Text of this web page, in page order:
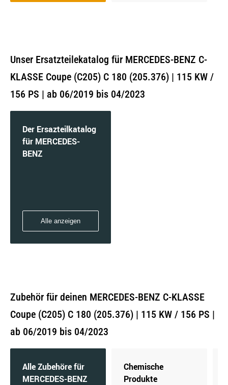
Unser Ersatzteilekatalog für MERCEDES-BENZ C-
KLASSE Coupe (C205) C 180 (205.376) | 115 KW /
156 PS | ab 06/2019 bis 04/2023
Der Ersazteilkatalog
für MERCEDES-
BENZ
Alle anzeigen
Zubehör für deinen MERCEDES-BENZ C-KLASSE
Coupe (C205) C 180 (205.376) | 115 KW / 156 PS |
ab 06/2019 bis 04/2023
Alle Zubehöre für
MERCEDES-BENZ
Chemische
Produkte